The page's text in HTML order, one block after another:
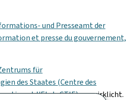
und Presseamt der
et presse du gouvernement,
für
des Staates (Centre des
et l'Etat, CTIE).verwirklicht.